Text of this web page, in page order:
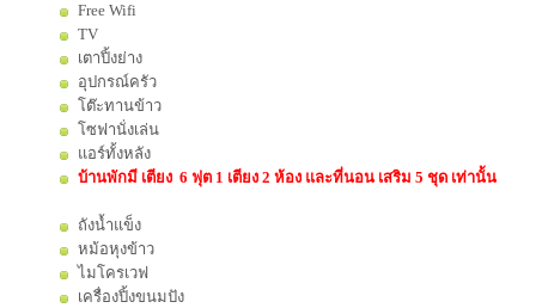
Free Wifi
TV
เตาปิ้งย่าง
อุปกรณ์ครัว
โต๊ะทานข้าว
โซฟานั่งเล่น
แอร์ทั้งหลัง
บ้านพักมี เตียง 6 ฟุต 1 เตียง 2 ห้อง และที่นอน เสริม 5 ชุด เท่านั้น
ถังน้ำแข็ง
หม้อหุงข้าว
ไมโครเวฟ
เครื่องปิ้งขนมปัง